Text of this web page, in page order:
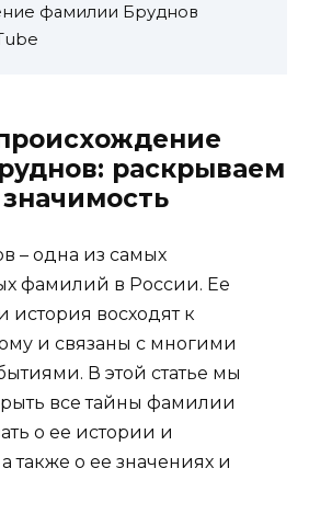
фамилии Бруднов
раскрываем
– одна из самых
фамилий в России. Ее
восходят к
и связаны с многими
В этой статье мы
все тайны фамилии
о ее истории и
также о ее значениях и